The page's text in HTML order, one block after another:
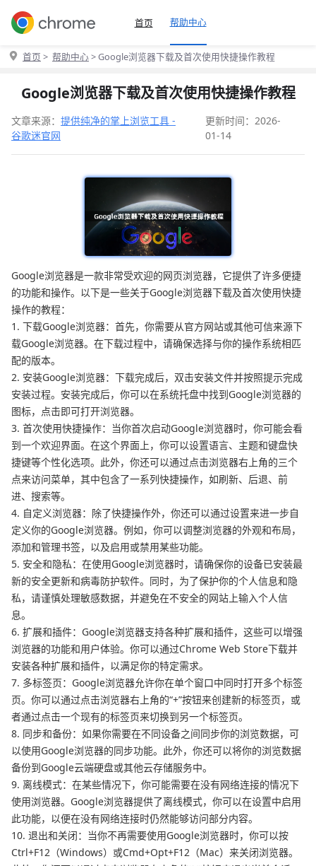
首页 帮助中心
首页 > 帮助中心> Google浏览器下载及首次使用快捷操作教程
Google浏览器下载及首次使用快捷操作教程
文章来源： 提供纯净的掌上浏览工具 -
谷歌迷官网
更新时间：2026-
01-14
Google浏览器是一款非常受欢迎的网页浏览器，它提供了许多便捷
的功能和操作。以下是一些关于Google浏览器下载及首次使用快捷
操作的教程：
1. 下载Google浏览器：首先，你需要从官方网站或其他可信来源下
载Google浏览器。在下载过程中，请确保选择与你的操作系统相匹
配的版本。
2. 安装Google浏览器：下载完成后，双击安装文件并按照提示完成
安装过程。安装完成后，你可以在系统托盘中找到Google浏览器的
图标，点击即可打开浏览器。
3. 首次使用快捷操作：当你首次启动Google浏览器时，你可能会看
到一个欢迎界面。在这个界面上，你可以设置语言、主题和键盘快
捷键等个性化选项。此外，你还可以通过点击浏览器右上角的三个
点来访问菜单，其中包含了一系列快捷操作，如刷新、后退、前
进、搜索等。
4. 自定义浏览器：除了快捷操作外，你还可以通过设置来进一步自
定义你的Google浏览器。例如，你可以调整浏览器的外观和布局，
添加和管理书签，以及启用或禁用某些功能。
5. 安全和隐私：在使用Google浏览器时，请确保你的设备已安装最
新的安全更新和病毒防护软件。同时，为了保护你的个人信息和隐
私，请谨慎处理敏感数据，并避免在不安全的网站上输入个人信
息。
6. 扩展和插件：Google浏览器支持各种扩展和插件，这些可以增强
浏览器的功能和用户体验。你可以通过Chrome Web Store下载并
安装各种扩展和插件，以满足你的特定需求。
7. 多标签页：Google浏览器允许你在单个窗口中同时打开多个标签
页。你可以通过点击浏览器右上角的“+”按钮来创建新的标签页，或
者通过点击一个现有的标签页来切换到另一个标签页。
8. 同步和备份：如果你需要在不同设备之间同步你的浏览数据，可
以使用Google浏览器的同步功能。此外，你还可以将你的浏览数据
备份到Google云端硬盘或其他云存储服务中。
9. 离线模式：在某些情况下，你可能需要在没有网络连接的情况下
使用浏览器。Google浏览器提供了离线模式，你可以在设置中启用
此功能，以便在没有网络连接时仍然能够访问部分内容。
10. 退出和关闭：当你不再需要使用Google浏览器时，你可以按
Ctrl+F12（Windows）或Cmd+Opt+F12（Mac）来关闭浏览器。